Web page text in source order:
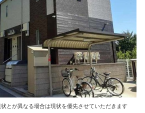
とが異なる場合は現状を優先させていただきます